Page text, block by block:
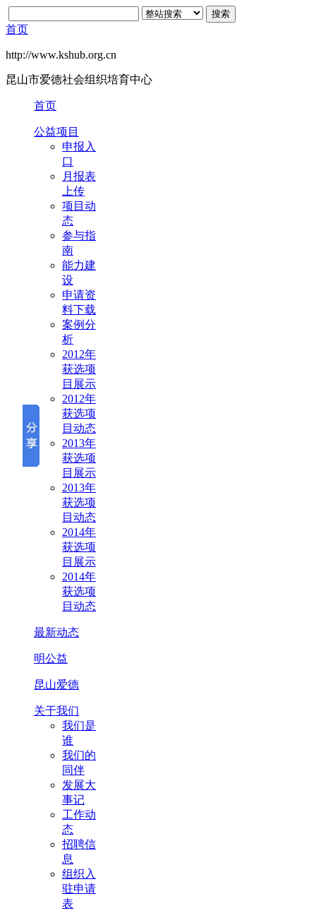
首页
http://www.kshub.org.cn
昆山市爱德社会组织培育中心
首页
公益项目
申报入
口
月报表
上传
项目动
态
参与指
南
能力建
设
申请资
料下载
案例分
析
2012年
获选项
目展示
2012年
获选项
目动态
2013年
获选项
目展示
2013年
获选项
目动态
2014年
获选项
目展示
2014年
获选项
目动态
最新动态
明公益
昆山爱德
关于我们
我们是
谁
我们的
同伴
发展大
事记
工作动
态
招聘信
息
组织入
驻申请
表